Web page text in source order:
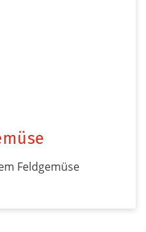
Feldgemüse